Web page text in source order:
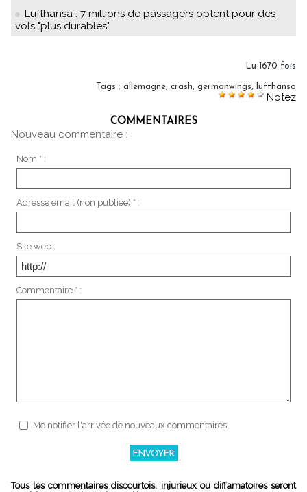
Lufthansa : 7 millions de passagers optent pour des
vols "plus durables"
Lu 1670 fois
Tags : allemagne, crash, germanwings, lufthansa
Notez
COMMENTAIRES
Nouveau commentaire :
Nom * :
Adresse email (non publiée) * :
Site web :
Commentaire * :
Me notifier l'arrivée de nouveaux commentaires
Tous les commentaires discourtois, injurieux ou diffamatoires seront